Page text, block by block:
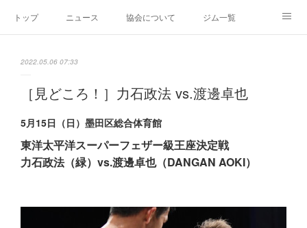
トップ ニュース 協会について ジム一覧
2022.05.06 07:33
［見どころ！］力石政法 vs.渡邊卓也
5月15日（日）墨田区総合体育館
東洋太平洋スーパーフェザー級王座決定戦
力石政法（緑）vs.渡邊卓也（DANGAN AOKI）